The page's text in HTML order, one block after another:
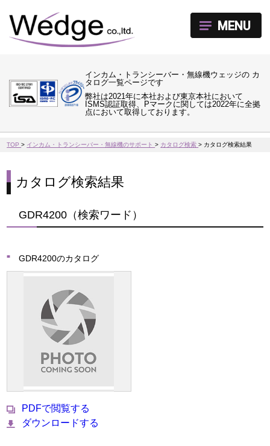
インカム・トランシーバー・無線機ウェッジの カ
タログ一覧ページです
弊社は2021年に本社および東京本社において
ISMS認証取得、Pマークに関しては2022年に全拠
点において取得しております。
MENU
TOP> インカム・トランシーバー・無線機のサポート> カタログ検索> カタログ検索結果
カタログ検索結果
GDR4200（検索ワード）
GDR4200のカタログ
PDFで閲覧する
ダウンロードする